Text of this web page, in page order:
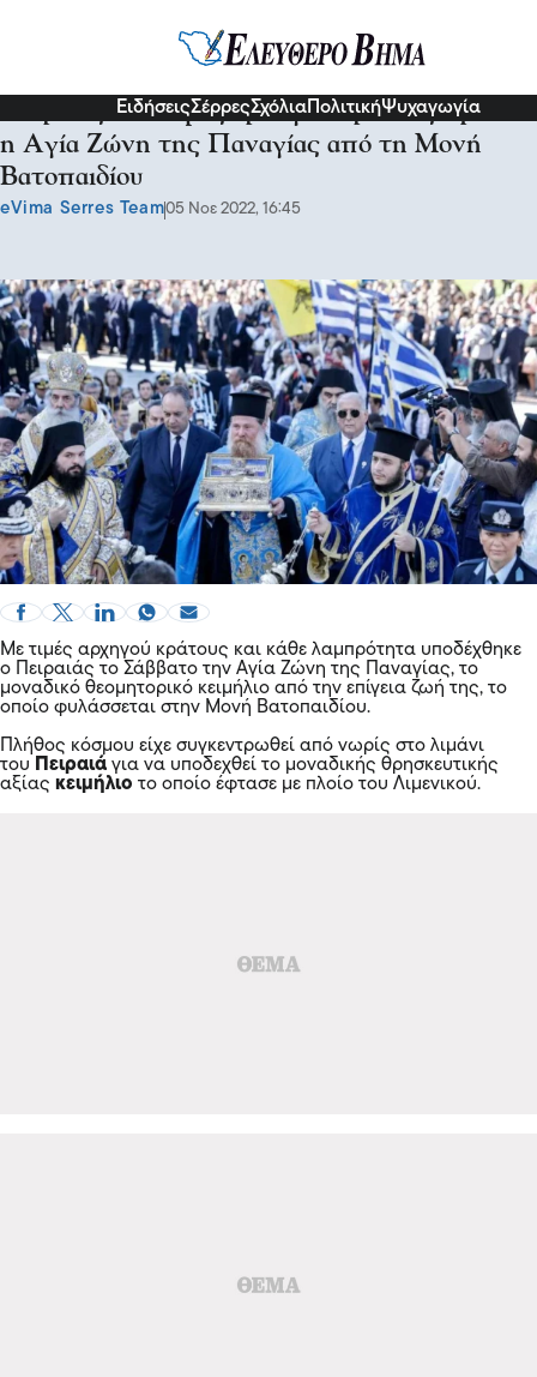
ΕιδήσειςΣέρρεςΣχόλια ΠολιτικήΨυχαγωγία
Πειραιάς: Με τιμές αρχηγού κράτους έφτασε
η Αγία Ζώνη της Παναγίας από τη Μονή
Βατοπαιδίου
eVima Serres Team05 Νοε 2022, 16:45
Με τιμές αρχηγού κράτους και κάθε λαμπρότητα υποδέχθηκε
ο Πειραιάς το Σάββατο την Αγία Ζώνη της Παναγίας, το
μοναδικό θεομητορικό κειμήλιο από την επίγεια ζωή της, το
οποίο φυλάσσεται στην Μονή Βατοπαιδίου.
Πλήθος κόσμου είχε συγκεντρωθεί από νωρίς στο λιμάνι
του Πειραιά για να υποδεχθεί το μοναδικής θρησκευτικής
αξίας κειμήλιο το οποίο έφτασε με πλοίο του Λιμενικού.